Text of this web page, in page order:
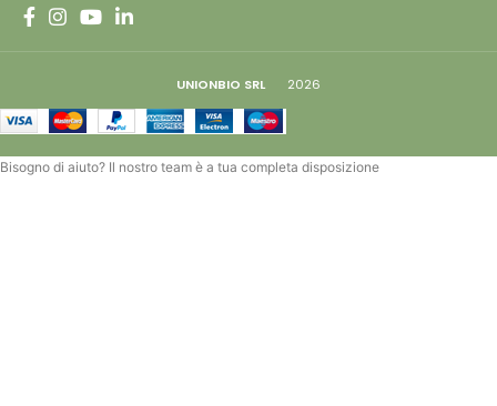
UNIONBIO SRL 2026
Bisogno di aiuto? Il nostro team è a tua completa disposizione